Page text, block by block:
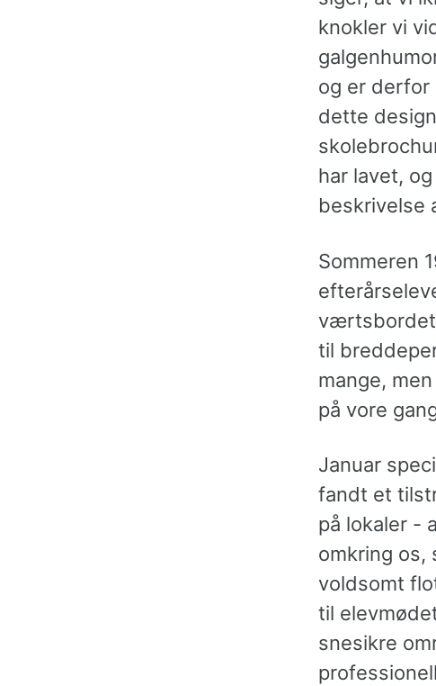
knokler vi
og er derfor
dette
har lavet,
beskrivelse
Sommeren
værtsbordet
til
mange,
på vore
Januar
fandt et
på lokaler -
omkring os,
voldsomt
til
snesikre